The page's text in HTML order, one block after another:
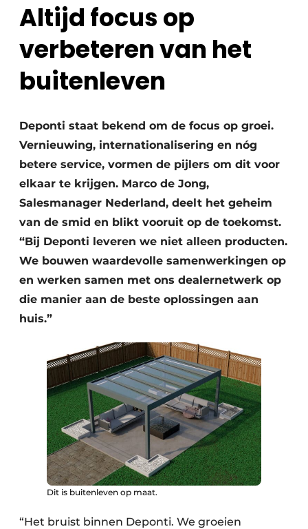
Altijd focus op
verbeteren van het
buitenleven
Deponti staat bekend om de focus op groei.
Vernieuwing, internationalisering en nóg
betere service, vormen de pijlers om dit voor
elkaar te krijgen. Marco de Jong,
Salesmanager Nederland, deelt het geheim
van de smid en blikt vooruit op de toekomst.
“Bij Deponti leveren we niet alleen producten.
We bouwen waardevolle samenwerkingen op
en werken samen met ons dealernetwerk op
die manier aan de beste oplossingen aan
huis.”
Dit is buitenleven op maat.
“Het bruist binnen Deponti. We groeien